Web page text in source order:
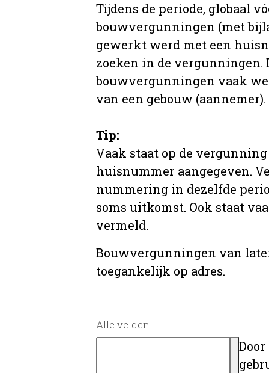
Tijdens de periode, globaal
bouwvergunningen (met
gewerkt werd met een
zoeken in de vergunningen.
bouwvergunningen vaak
van een gebouw (aannemer).
Tip:
Vaak staat op de
huisnummer aangegeven.
nummering in dezelfde
soms uitkomst. Ook staat
vermeld.
Bouwvergunningen van
toegankelijk op adres.
Alle velden